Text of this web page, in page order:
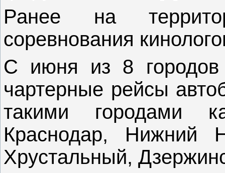
Ранее на
соревнования
С июня из 8 городов
чартерные рейсы
такими городами
Краснодар, Нижний
Хрустальный,